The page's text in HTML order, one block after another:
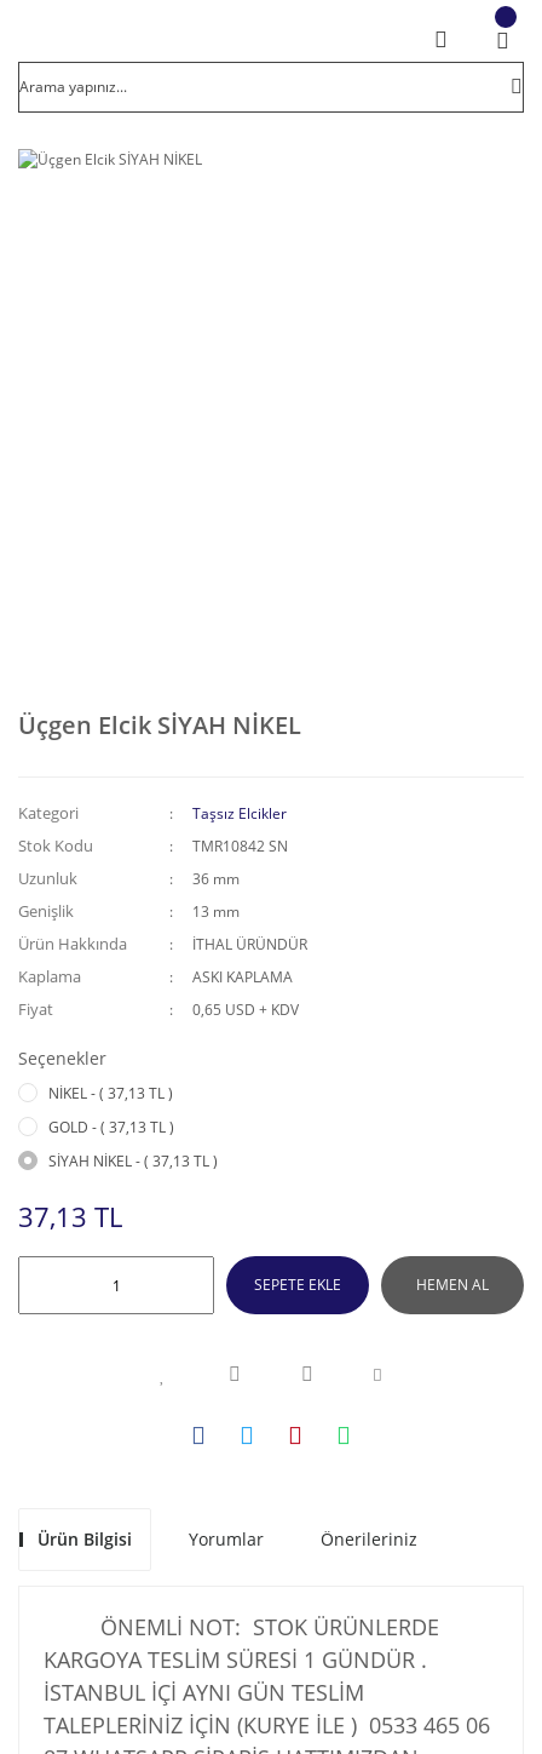
Üçgen Elcik SİYAH NİKEL
Kategori Taşsız Elcikler
Stok Kodu TMR10842 SN
Uzunluk 36 mm
Genişlik 13 mm
Ürün Hakkında İTHAL ÜRÜNDÜR
Kaplama ASKI KAPLAMA
Fiyat 0,65 USD + KDV
Seçenekler
NİKEL - ( 37,13 TL )
GOLD - ( 37,13 TL )
SİYAH NİKEL - ( 37,13 TL )
37,13 TL
SEPETE EKLE HEMEN AL
Ürün Bilgisi Yorumlar Önerileriniz
ÖNEMLİ NOT: STOK ÜRÜNLERDE
KARGOYA TESLİM SÜRESİ 1 GÜNDÜR .
İSTANBUL İÇİ AYNI GÜN TESLİM
TALEPLERİNİZ İÇİN (KURYE İLE ) 0533 465 06